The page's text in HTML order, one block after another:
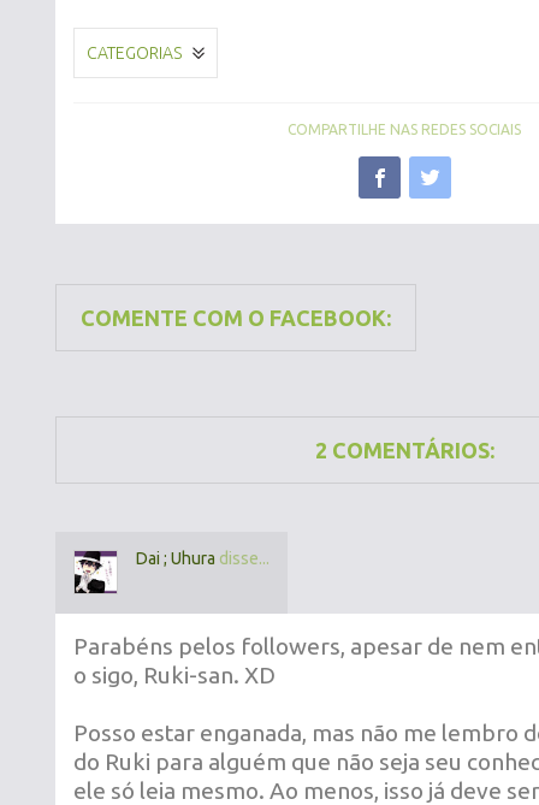
CATEGORIAS
COMPARTILHE NAS REDES SOCIAIS
COMENTE COM O FACEBOOK:
2 COMENTÁRIOS:
Dai ; Uhura disse...
Parabéns pelos followers, apesar de nem
o sigo, Ruki-san. XD
Posso estar enganada, mas não me lembro
do Ruki para alguém que não seja seu
ele só leia mesmo. Ao menos, isso já deve